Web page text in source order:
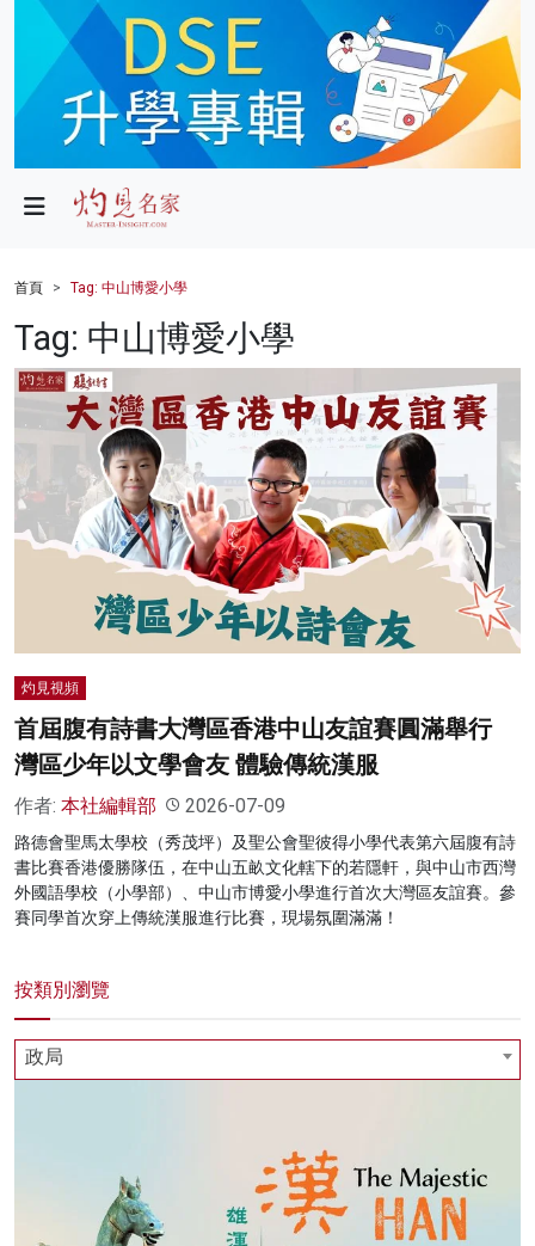
政局
財經
健康
商業
科技
影片
灼見活動
首頁 Tag: 中山博愛小學
Tag: 中山博愛小學
灼見視頻
首屆腹有詩書大灣區香港中山友誼賽圓滿舉行
灣區少年以文學會友 體驗傳統漢服
作者: 本社編輯部 2026-07-09
路德會聖馬太學校（秀茂坪）及聖公會聖彼得小學代表第六屆腹有詩
書比賽香港優勝隊伍，在中山五畝文化轄下的若隱軒，與中山市西灣
外國語學校（小學部）、中山市博愛小學進行首次大灣區友誼賽。參
賽同學首次穿上傳統漢服進行比賽，現場氛圍滿滿！
按類別瀏覽
政局